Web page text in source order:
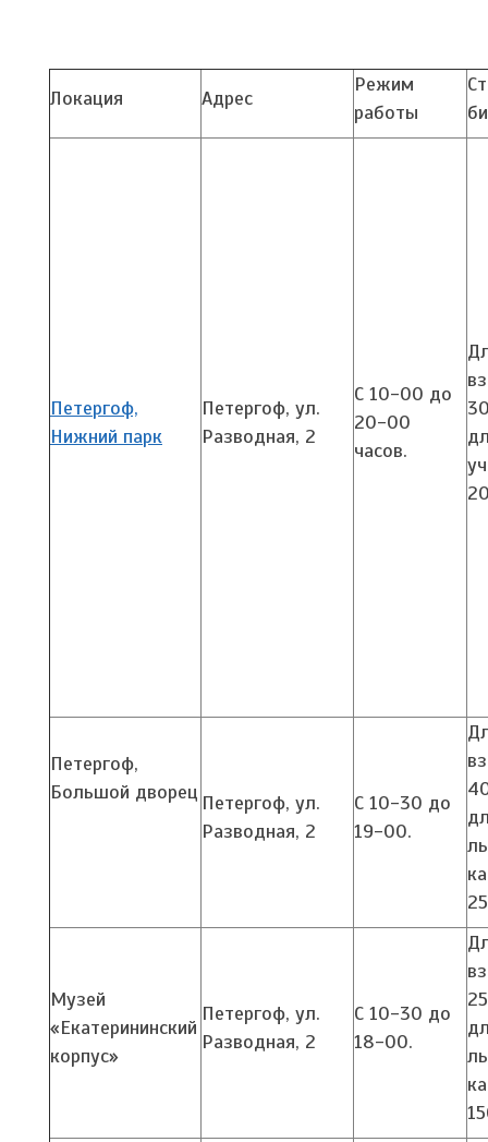
Локация Адрес
Режим
работы
Петергоф,
Нижний парк
Петергоф, ул.
Разводная, 2
С 10-00 до
20-00
часов.
Петергоф,
Большой дворец Петергоф, ул.
Разводная, 2
С 10-30 до
19-00.
Музей
«Екатерининский
корпус»
Петергоф, ул.
Разводная, 2
С 10-30 до
18-00.